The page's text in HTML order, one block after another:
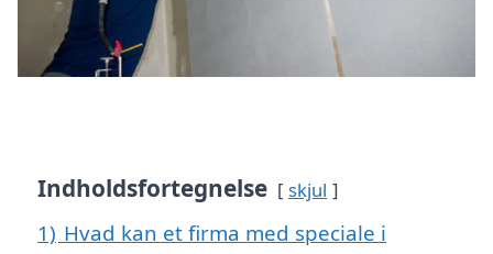
Indholdsfortegnelse skjul
1) Hvad kan et firma med speciale i